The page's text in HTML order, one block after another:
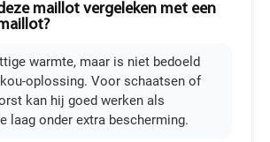
maillot vergeleken met een
warmte, maar is niet bedoeld
oplossing. Voor schaatsen of
kan hij goed werken als
laag onder extra bescherming.